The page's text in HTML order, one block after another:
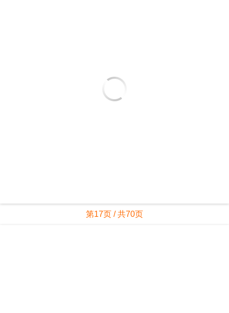
第17页 / 共70页